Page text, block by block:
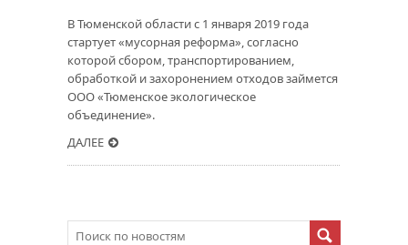
В Тюменской области с 1 января 2019 года
стартует «мусорная реформа», согласно
которой сбором, транспортированием,
обработкой и захоронением отходов займется
ООО «Тюменское экологическое
объединение».
ДАЛЕЕ